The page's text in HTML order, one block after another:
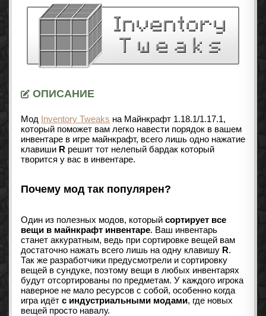
ОПИСАНИЕ
Мод Inventory Tweaks на Майнкрафт 1.18.1/1.17.1,
который поможет вам легко навести порядок в вашем
инвентаре в игре майнкрафт, всего лишь одно нажатие
клавиши R решит тот нелепый бардак который
творится у вас в инвентаре.
Почему мод так популярен?
Один из полезных модов, который сортирует все
вещи в майнкрафт инвентаре. Ваш инвентарь
станет аккуратным, ведь при сортировке вещей вам
достаточно нажать всего лишь на одну клавишу R.
Так же разработчики предусмотрели и сортировку
вещей в сундуке, поэтому вещи в любых инвентарях
будут отсортированы по предметам. У каждого игрока
наверное не мало ресурсов с собой, особенно когда
игра идёт с индустриальными модами, где новых
вещей просто навалу.